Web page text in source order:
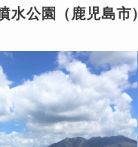
公園（鹿児島市）